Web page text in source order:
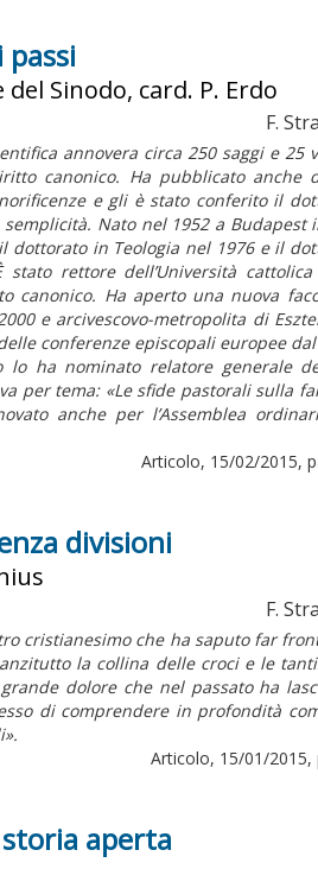
Sinodo, card. P. Erdo
F.
annovera circa 250 saggi e 25
canonico. Ha pubblicato anche
e gli è stato conferito il
Nato nel 1952 a Budapest
in Teologia nel 1976 e il
rettore dell’Università cattolica
canonico. Ha aperto una nuova
e arcivescovo-metropolita di
conferenze episcopali europee dal
lo ha nominato relatore generale
per tema: «Le sfide pastorali sulla
anche per l’Assemblea
Articolo, 15/02/2015,
divisioni
F.
cristianesimo che ha saputo far
la collina delle croci e le
dolore che nel passato ha
di comprendere in profondità
Articolo, 15/01/2015,
aperta